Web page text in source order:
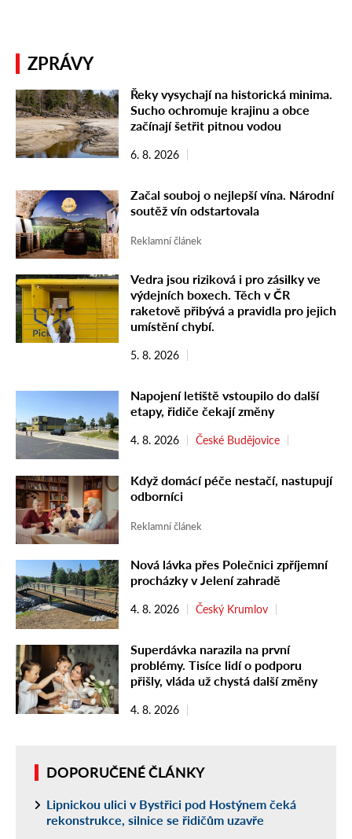
ZPRÁVY
Řeky vysychají na historická minima.
Sucho ochromuje krajinu a obce
začínají šetřit pitnou vodou
6. 8. 2026
Začal souboj o nejlepší vína. Národní
soutěž vín odstartovala
Reklamní článek
Vedra jsou riziková i pro zásilky ve
výdejních boxech. Těch v ČR
raketově přibývá a pravidla pro jejich
umístění chybí.
5. 8. 2026
Napojení letiště vstoupilo do další
etapy, řidiče čekají změny
4. 8. 2026 České Budějovice
Když domácí péče nestačí, nastupují
odborníci
Reklamní článek
Nová lávka přes Polečnici zpříjemní
procházky v Jelení zahradě
4. 8. 2026 Český Krumlov
Superdávka narazila na první
problémy. Tisíce lidí o podporu
přišly, vláda už chystá další změny
4. 8. 2026
DOPORUČENÉ ČLÁNKY
Lipnickou ulici v Bystřici pod Hostýnem čeká
rekonstrukce, silnice se řidičům uzavře